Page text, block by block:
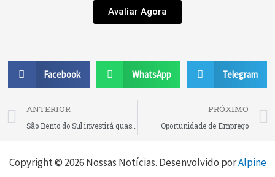
Avaliar Agora
Facebook WhatsApp Telegram
Prev
ANTERIOR
São Bento do Sul investirá quase R$ 600 mil para adequar rede elétrica de 14 escolas municipais
PRÓXIMO
Oportunidade de Emprego
Copyright © 2026 Nossas Notícias. Desenvolvido porAlpine